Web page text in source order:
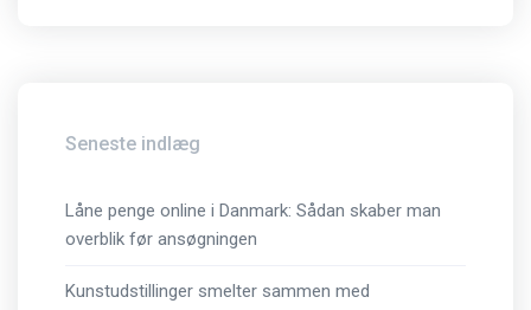
Seneste indlæg
Låne penge online i Danmark: Sådan skaber man
overblik før ansøgningen
Kunstudstillinger smelter sammen med